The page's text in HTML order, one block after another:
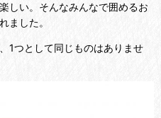
しい。そんなみんなで囲めるお
ました。
1つとして同じものはありませ